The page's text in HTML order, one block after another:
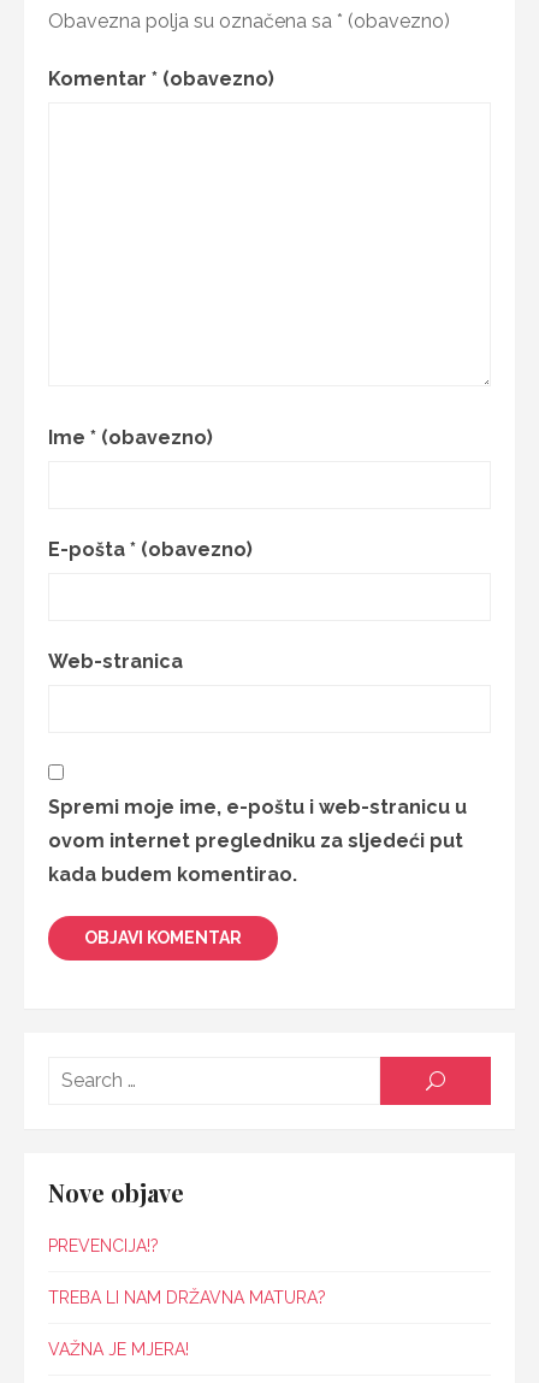
Obavezna polja su označena sa * (obavezno)
Komentar * (obavezno)
Ime * (obavezno)
E-pošta * (obavezno)
Web-stranica
Spremi moje ime, e-poštu i web-stranicu u
ovom internet pregledniku za sljedeći put
kada budem komentirao.
SEARCH
Nove objave
PREVENCIJA!?
TREBA LI NAM DRŽAVNA MATURA?
VAŽNA JE MJERA!